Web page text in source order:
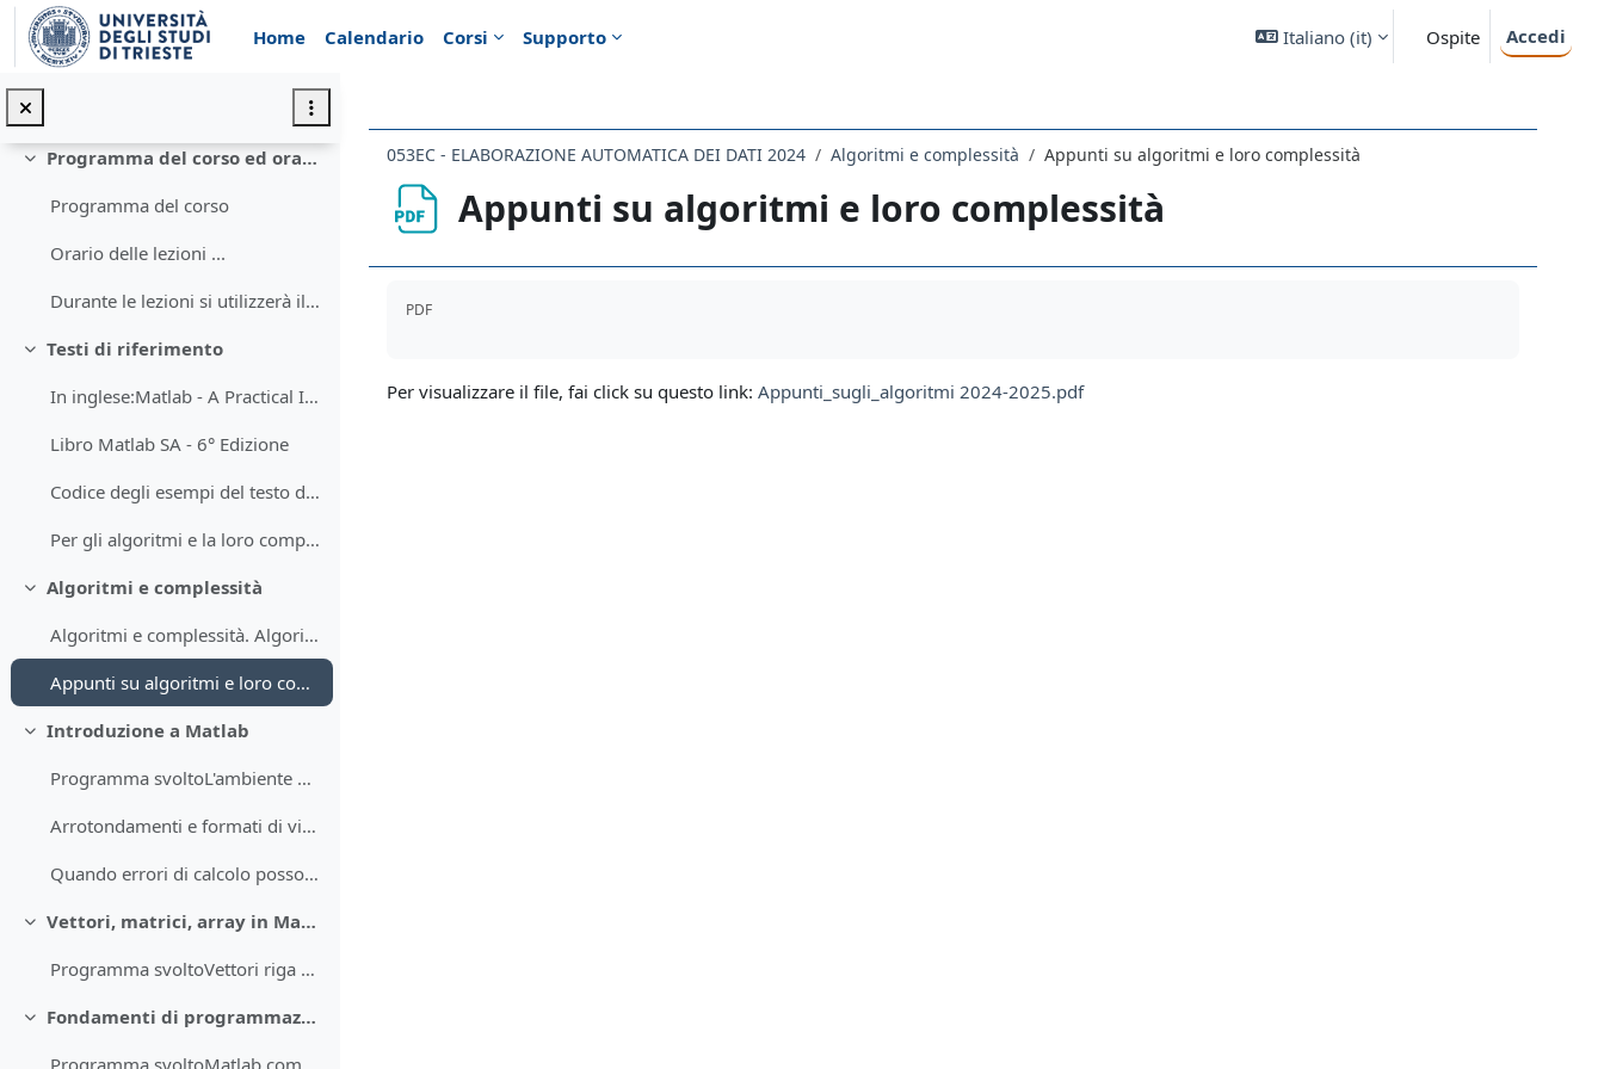
Vai al contenuto principale
Home
Calendario Corsi Supporto Italiano ‎(it)‎ Ospite
Accedi
Minimizza
Introduzione
Minimizza
Programma del corso ed orario di lezione
Programma del corso
Orario delle lezioni ...
Durante le lezioni si utilizzerà il software Matla...
Minimizza
Testi di riferimento
In inglese:Matlab - A Practical Introduction to Pr...
Libro Matlab SA - 6° Edizione
Codice degli esempi del testo di Stormy Attaway - Sesta edizione
Per gli algoritmi e la loro complessità si faccia ...
Minimizza
Algoritmi e complessità
Algoritmi e complessità. Algoritmi di ricerca sequ...
Appunti su algoritmi e loro complessità
Minimizza
Introduzione a Matlab
Programma svoltoL'ambiente Matlab; help e document...
Arrotondamenti e formati di visualizzazione: il caso della funzione round
Quando errori di calcolo possono portare (purtroppo) a disastri
Minimizza
Vettori, matrici, array in Matlab
Programma svoltoVettori riga e colonna; trasposizi...
Minimizza
Fondamenti di programmazione in Matlab
053EC - ELABORAZIONE AUTOMATICA DEI DATI 2024 Algoritmi e complessità Appunti su algoritmi e loro complessità
Appunti su algoritmi e loro complessità
PDF
Per visualizzare il file, fai click su questo link: Appunti_sugli_algoritmi 2024-2025.pdf